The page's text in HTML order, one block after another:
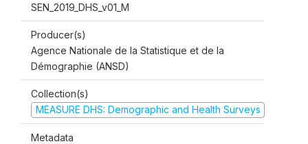
SEN_2019_DHS_v01_M
Producer(s)
Agence Nationale de la Statistique et de la
Démographie (ANSD)
Collection(s)
MEASURE DHS: Demographic and Health Surveys
Metadata